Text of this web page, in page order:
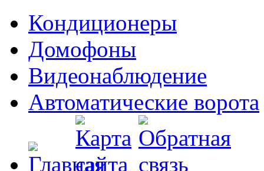
Кондиционеры
Домофоны
Видеонаблюдение
Автоматические ворота